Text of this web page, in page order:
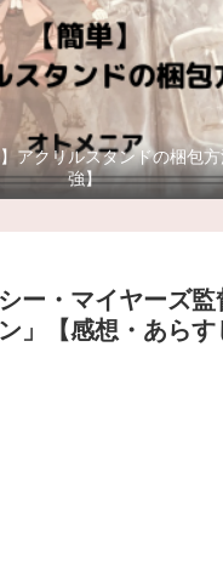
アクリルスタンドの梱包
強】
ー・マイヤーズ監
」【感想・あらす